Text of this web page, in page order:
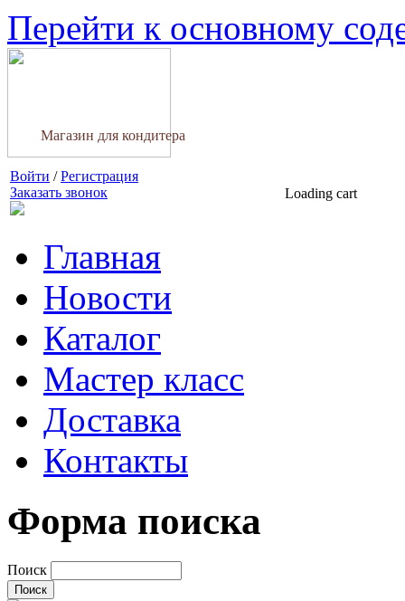
Перейти к основному
Магазин для кондитера
Войти /Регистрация
Заказать звонок
Loading cart
Главная
Новости
Каталог
Мастер класс
Доставка
Контакты
Форма поиска
Поиск